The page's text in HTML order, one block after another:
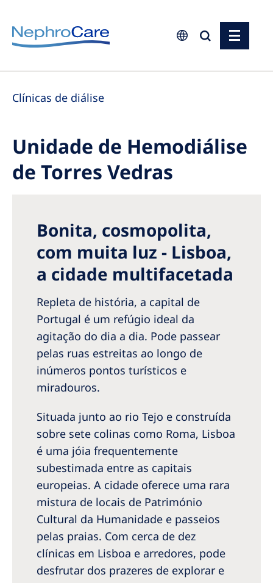
Europe
Czech Republic
Germany
Israel
Poland
Portugal
Romania
Russia
Serbia
Slovakia
Slovenia
Sweden
Switzerland
United Kingdom
Asia Pacific
Asia Pacific
Australia
Philippines
Clínicas de diálise
Unidade de Hemodiálise
de Torres Vedras
Bonita, cosmopolita,
com muita luz - Lisboa,
a cidade multifacetada
Repleta de história, a capital de
Portugal é um refúgio ideal da
agitação do dia a dia. Pode passear
pelas ruas estreitas ao longo de
inúmeros pontos turísticos e
miradouros.
Situada junto ao rio Tejo e construída
sobre sete colinas como Roma, Lisboa
é uma jóia frequentemente
subestimada entre as capitais
europeias. A cidade oferece uma rara
mistura de locais de Património
Cultural da Humanidade e passeios
pelas praias. Com cerca de dez
clínicas em Lisboa e arredores, pode
desfrutar dos prazeres de explorar e